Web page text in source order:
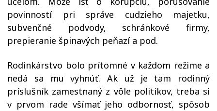
povinností pri správe cudzieho majetku,
subvenčné podvody, schránkové firmy,
prepieranie špinavých peňazí a pod.
Rodinkárstvo bolo prítomné v každom režime a
nedá sa mu vyhnúť. Ak už je tam rodinný
príslušník zamestnaný z vôle politikov, treba si
v prvom rade všímať jeho odbornosť, spôsob